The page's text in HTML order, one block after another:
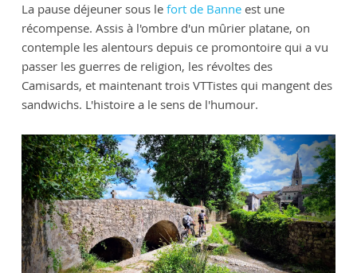
La pause déjeuner sous le fort de Banneest une
récompense. Assis à l'ombre d'un mûrier platane, on
contemple les alentours depuis ce promontoire qui a vu
passer les guerres de religion, les révoltes des
Camisards, et maintenant trois VTTistes qui mangent des
sandwichs. L'histoire a le sens de l'humour.